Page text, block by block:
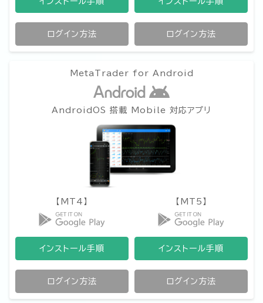
ログイン方法 ログイン方法
MetaTrader for Android
AndroidOS 搭載 Mobile 対応アプリ
【MT4】
インストール手順
ログイン方法
【MT5】
インストール手順
ログイン方法